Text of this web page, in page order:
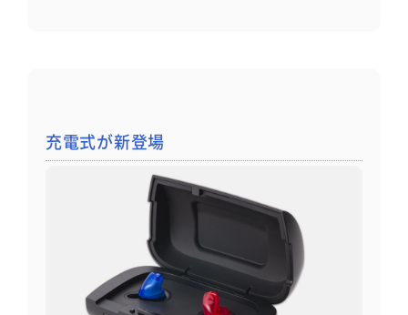
充電式が新登場